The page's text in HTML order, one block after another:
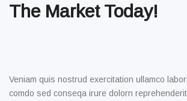
The Market Today!
Veniam quis nostrud exercitation ullamco
comdo sed conseqa irure dolorn